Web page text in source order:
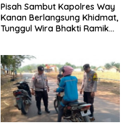
Pisah Sambut Kapolres Way
Kanan Berlangsung Khidmat,
Tunggul Wira Bhakti Ramik